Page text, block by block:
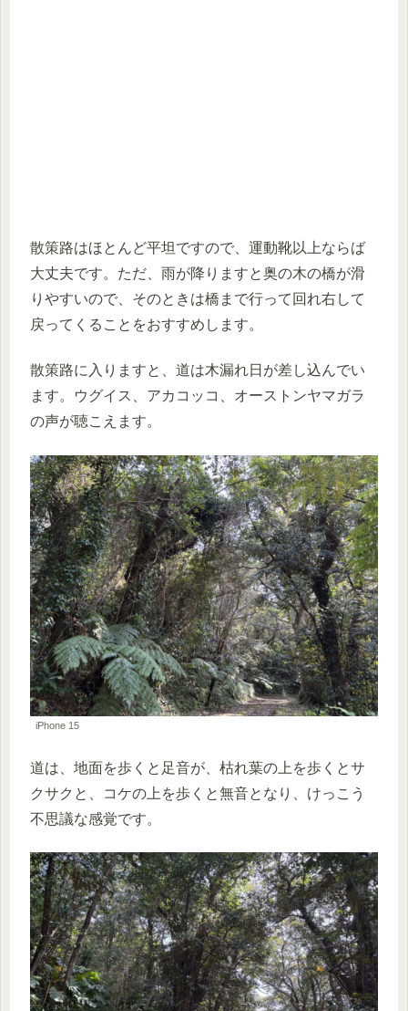
散策路はほとんど平坦ですので、運動靴以上ならば
大丈夫です。ただ、雨が降りますと奥の木の橋が滑
りやすいので、そのときは橋まで行って回れ右して
戻ってくることをおすすめします。
散策路に入りますと、道は木漏れ日が差し込んでい
ます。ウグイス、アカコッコ、オーストンヤマガラ
の声が聴こえます。
iPhone 15
道は、地面を歩くと足音が、枯れ葉の上を歩くとサ
クサクと、コケの上を歩くと無音となり、けっこう
不思議な感覚です。